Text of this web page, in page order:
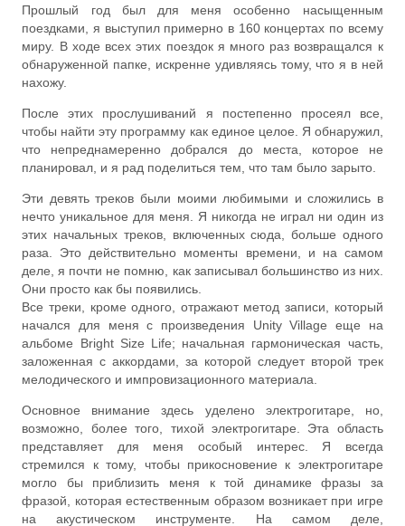
Прошлый год был для меня особенно насыщенным
поездками, я выступил примерно в 160 концертах по всему
миру. В ходе всех этих поездок я много раз возвращался к
обнаруженной папке, искренне удивляясь тому, что я в ней
нахожу.
После этих прослушиваний я постепенно просеял все,
чтобы найти эту программу как единое целое. Я обнаружил,
что непреднамеренно добрался до места, которое не
планировал, и я рад поделиться тем, что там было зарыто.
Эти девять треков были моими любимыми и сложились в
нечто уникальное для меня. Я никогда не играл ни один из
этих начальных треков, включенных сюда, больше одного
раза. Это действительно моменты времени, и на самом
деле, я почти не помню, как записывал большинство из них.
Они просто как бы появились.
Все треки, кроме одного, отражают метод записи, который
начался для меня с произведения Unity Village еще на
альбоме Bright Size Life; начальная гармоническая часть,
заложенная с аккордами, за которой следует второй трек
мелодического и импровизационного материала.
Основное внимание здесь уделено электрогитаре, но,
возможно, более того, тихой электрогитаре. Эта область
представляет для меня особый интерес. Я всегда
стремился к тому, чтобы прикосновение к электрогитаре
могло бы приблизить меня к той динамике фразы за
фразой, которая естественным образом возникает при игре
на акустическом инструменте. На самом деле,